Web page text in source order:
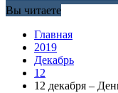
Вы читаете
Главная
2019
Декабрь
12
12 декабря –